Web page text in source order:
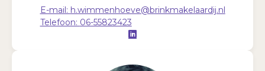
E-mail: h.wimmenhoeve@brinkmakelaardij.nl
Telefoon: 06-55823423